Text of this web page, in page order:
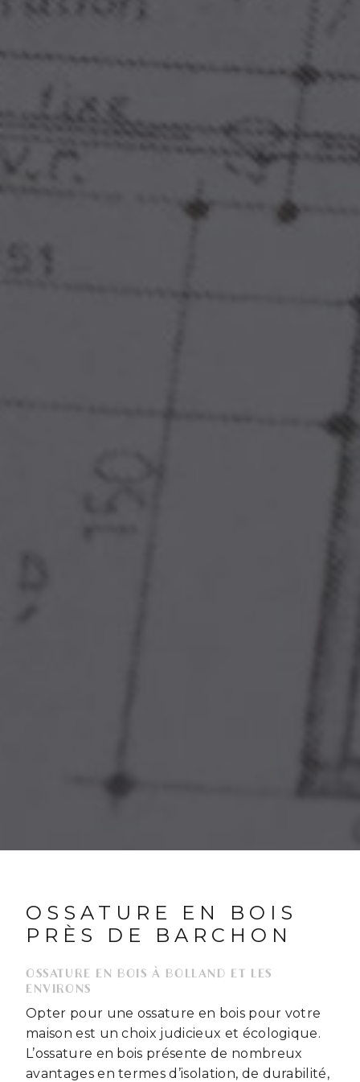
OSSATURE EN BOIS
PRÈS DE BARCHON
OSSATURE EN BOIS À BOLLAND ET LES
ENVIRONS
Opter pour une ossature en bois pour votre
maison est un choix judicieux et écologique.
L’ossature en bois présente de nombreux
avantages en termes d’isolation, de durabilité,